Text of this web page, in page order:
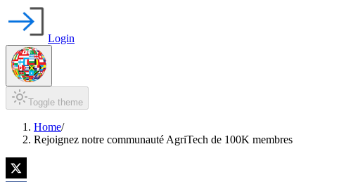
Login
Toggle theme
Home/
Rejoignez notre communauté AgriTech de 100K membres